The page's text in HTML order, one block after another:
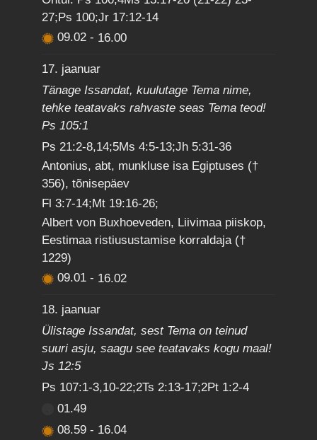
27;Ps 100;Jr 17:12-14
09.02- 16.00
17. jaanuar
Tänage Issandat, kuulutage Tema nime,
tehke teatavaks rahvaste seas Tema teod!
Ps 105:1
Ps 21:2-8,14;5Ms 4:5-13;Jh 5:31-36
Antonius, abt, munkluse isa Egiptuses (†
356), tõnisepäev
Fl 3:7-14;Mt 19:16-26;
Albert von Buxhoeveden, Liivimaa piiskop,
Eestimaa ristiusustamise korraldaja (†
1229)
09.01- 16.02
18. jaanuar
Ülistage Issandat, sest Tema on teinud
suuri asju, saagu see teatavaks kogu maal!
Js 12:5
Ps 107:1-3,10-22;2Ts 2:13-17;2Pt 1:2-4
01.49
08.59- 16.04